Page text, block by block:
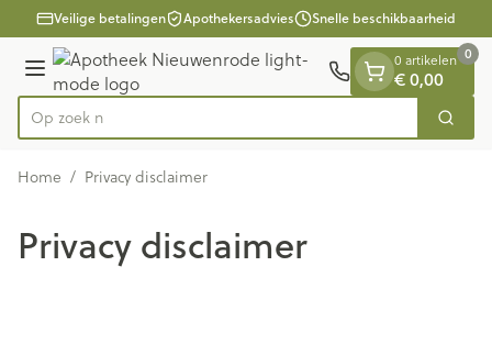
Ga naar de inhoud
1 van 1Veilige betalingen Apothekersadvies Snelle beschikbaarheid
Menu
Product, merk, categorie...
Op zoek naar medicijnen op r Zoek
0 artikelen
€ 0,00
0
Home / Privacy disclaimer
Privacy disclaimer